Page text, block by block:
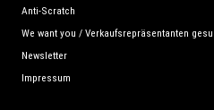
Anti-Scratch
We want you / Verkaufsrepräsentanten
Newsletter
Impressum